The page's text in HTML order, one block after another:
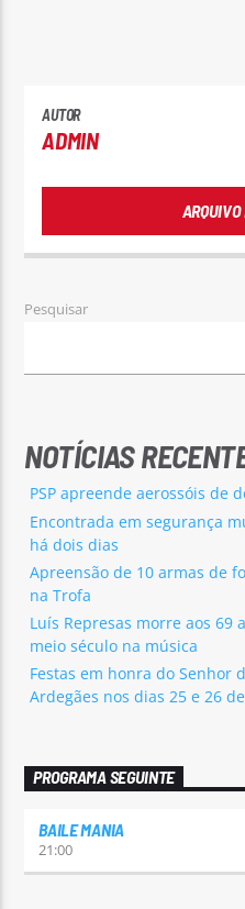
AUTOR
ADMIN
Pesquisar
NOTÍCIAS
PSP apreende aerossóis de
Encontrada em segurança
há dois dias
Apreensão de 10 armas de
na Trofa
Luís Represas morre aos 69
meio século na música
Festas em honra do Senhor
Ardegães nos dias 25 e 26
PROGRAMA SEGUINTE
BAILE MANIA
21:00